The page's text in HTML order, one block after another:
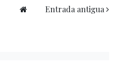
Entrada antigua